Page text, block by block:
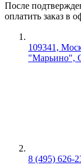
После
оплатить заказ в
109341,
"Марьино",
8 (495) 626-